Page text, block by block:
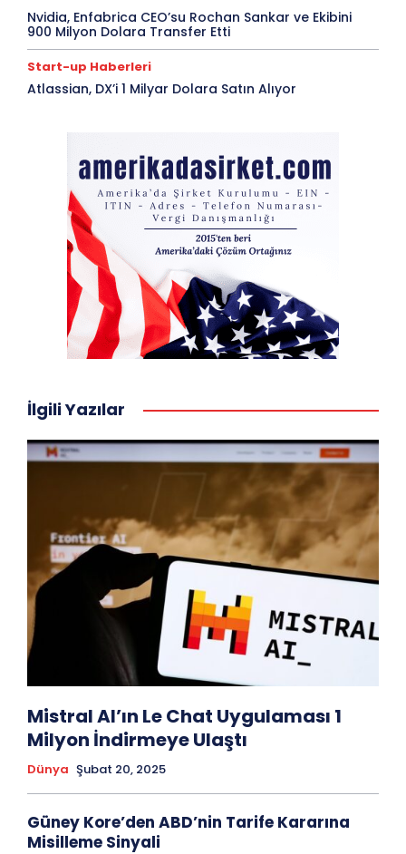
Nvidia, Enfabrica CEO’su Rochan Sankar ve Ekibini
900 Milyon Dolara Transfer Etti
Start-up Haberleri
Atlassian, DX’i 1 Milyar Dolara Satın Alıyor
İlgili Yazılar
Mistral AI’ın Le Chat Uygulaması 1
Milyon İndirmeye Ulaştı
Dünya Şubat 20, 2025
Güney Kore’den ABD’nin Tarife Kararına
Misilleme Sinyali